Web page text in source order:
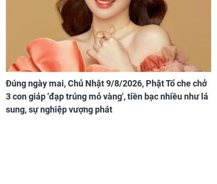
Đúng ngày mai, Chủ Nhật 9/8/2026, Phật Tổ che chở
3 con giáp 'đạp trúng mỏ vàng', tiền bạc nhiều như lá
sung, sự nghiệp vượng phát